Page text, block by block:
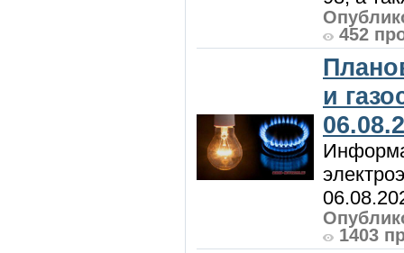
452
и
1403